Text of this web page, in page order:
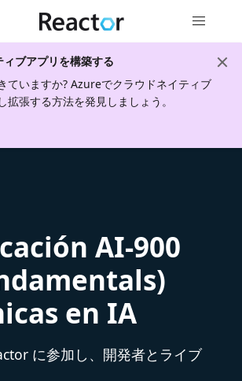
ブアプリを構築する
ていますか? Azureでクラウドネイティブ
拡張する方法を発見しましょう。
AI-900
en IA
に参加し、開発者とライブ